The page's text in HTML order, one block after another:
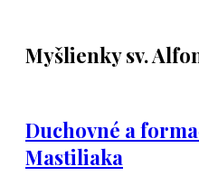
Myšlienky sv.
Duchovné a
Mastiliaka